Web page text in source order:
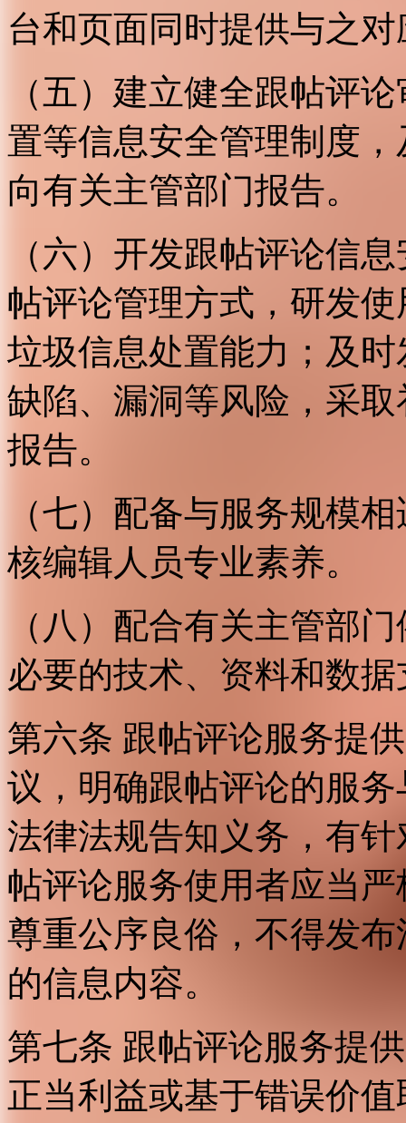
台和页面同时提供与之
（五）建立健全跟帖评
置等信息安全管理制度
向有关主管部门报告。
（六）开发跟帖评论信
帖评论管理方式，研发
垃圾信息处置能力；及
缺陷、漏洞等风险，采
报告。
（七）配备与服务规模
核编辑人员专业素养。
（八）配合有关主管部
必要的技术、资料和数
第六条 跟帖评论服务提
议，明确跟帖评论的服
法律法规告知义务，有
帖评论服务使用者应当
尊重公序良俗，不得发
的信息内容。
第七条 跟帖评论服务提
正当利益或基于错误价